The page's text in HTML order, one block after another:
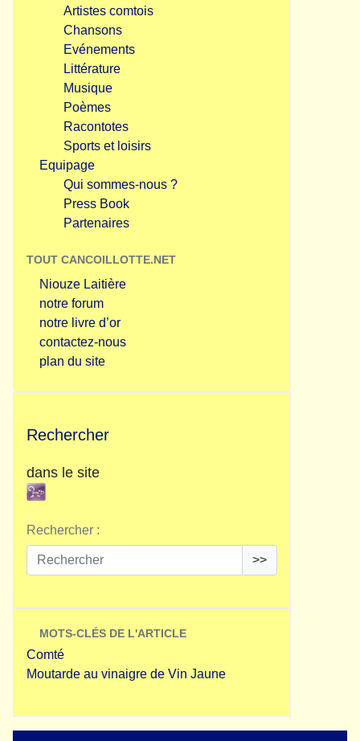
Artistes comtois
Chansons
Evénements
Littérature
Musique
Poèmes
Racontotes
Sports et loisirs
Equipage
Qui sommes-nous ?
Press Book
Partenaires
TOUT CANCOILLOTTE.NET
Niouze Laitière
notre forum
notre livre d’or
contactez-nous
plan du site
Rechercher
dans le site
Rechercher :
>>
MOTS-CLÉS DE L'ARTICLE
Comté
Moutarde au vinaigre de Vin Jaune